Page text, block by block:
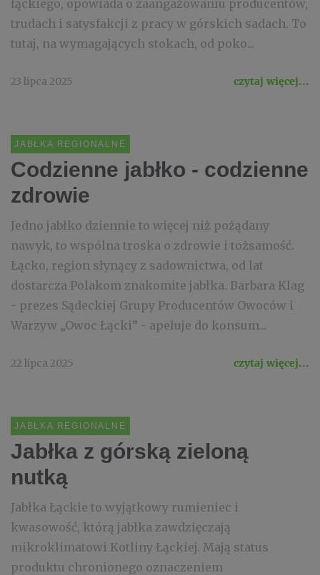
łąckiego, opowiada o zaangażowaniu producentów,
trudach i satysfakcji z pracy w górskich sadach. To
tutaj, na wymagających stokach, od poko...
23 lipca 2025 czytaj więcej...
JABŁKA REGIONALNE
Codzienne jabłko - codzienne
zdrowie
Jedno jabłko dziennie to więcej niż pożądany
nawyk, to wspólna troska o zdrowie i tożsamość.
Łącko, region słynący z sadownictwa, od lat
dostarcza Polakom znakomite jabłka. Barbara Klag
- prezes Sądeckiej Grupy Producentów Owoców i
Warzyw „Owoc Łącki” - apeluje do konsum...
22 lipca 2025 czytaj więcej...
JABŁKA REGIONALNE
Jabłka z górską zieloną
nutką
Jabłka Łąckie to wyjątkowy rumieniec i
kwasowość, którą jabłka zawdzięczają
mikroklimatowi Kotliny Łąckiej. Mają status
produktu chronionego oznaczeniem